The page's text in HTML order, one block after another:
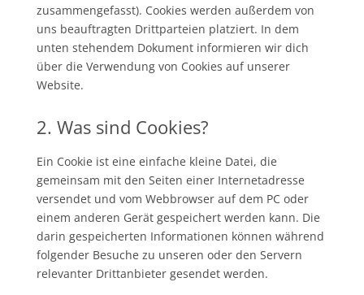
zusammengefasst). Cookies werden außerdem von
uns beauftragten Drittparteien platziert. In dem
unten stehendem Dokument informieren wir dich
über die Verwendung von Cookies auf unserer
Website.
2. Was sind Cookies?
Ein Cookie ist eine einfache kleine Datei, die
gemeinsam mit den Seiten einer Internetadresse
versendet und vom Webbrowser auf dem PC oder
einem anderen Gerät gespeichert werden kann. Die
darin gespeicherten Informationen können während
folgender Besuche zu unseren oder den Servern
relevanter Drittanbieter gesendet werden.